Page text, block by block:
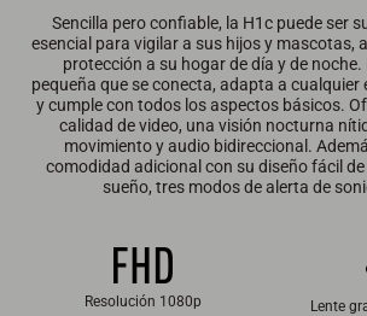
Sencilla pero confiable, la H1c puede ser
esencial para vigilar a sus hijos y mascotas,
protección a su hogar de día y de
pequeña que se conecta, adapta a cualquier
y cumple con todos los aspectos básicos.
calidad de video, una visión nocturna
movimiento y audio bidireccional.
comodidad adicional con su diseño fácil
sueño, tres modos de alerta de
Resolución 1080p Lente